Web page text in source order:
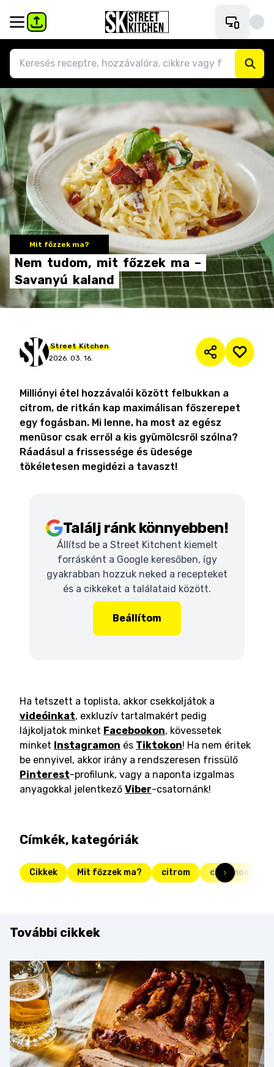
Mit főzzek ma?
Nem tudom, mit főzzek ma –
Savanyú kaland
Street Kitchen
2026. 03. 16.
Milliónyi étel hozzávalói között felbukkan a
citrom, de ritkán kap maximálisan főszerepet
egy fogásban. Mi lenne, ha most az egész
menüsor csak erről a kis gyümölcsről szólna?
Ráadásul a frissessége és üdesége
tökéletesen megidézi a tavaszt!
Találj ránk könnyebben!
Állítsd be a Street Kitchent kiemelt
forrásként a Google keresőben, így
gyakrabban hozzuk neked a recepteket
és a cikkeket a találataid között.
Beállítom
Ha tetszett a toplista, akkor csekkoljátok a
videóinkat, exkluzív tartalmakért pedig
lájkoljatok minket Facebookon, kövessetek
minket Instagramon és Tiktokon! Ha nem éritek
be ennyivel, akkor irány a rendszeresen frissülő
Pinterest-profilunk, vagy a naponta izgalmas
anyagokkal jelentkező Viber-csatornánk!
Címkék, kategóriák
Cikkek Mit főzzek ma? citrom citromos
További cikkek